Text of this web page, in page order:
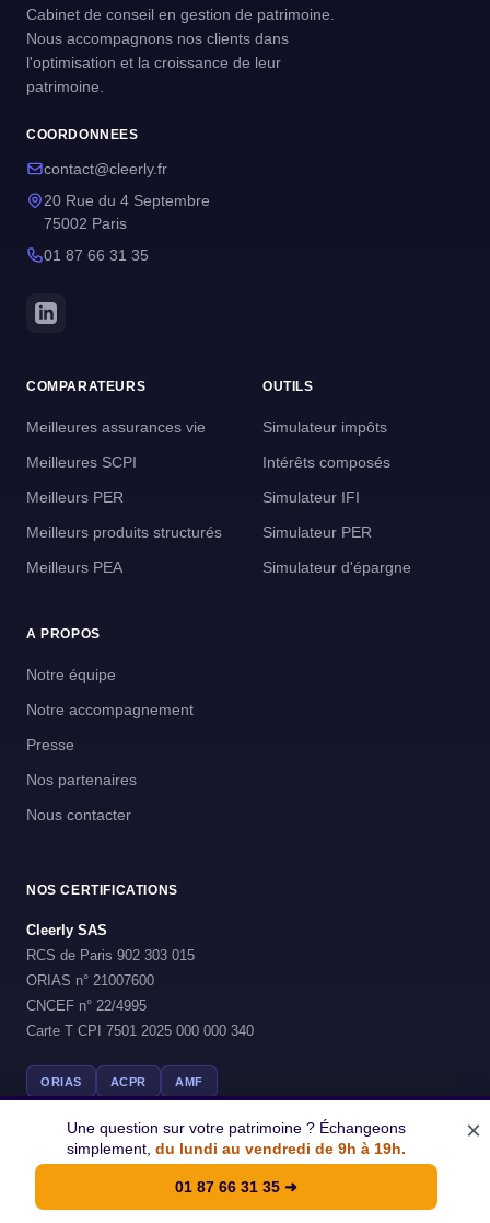
Cabinet de conseil en gestion de patrimoine.
Nous accompagnons nos clients dans
l'optimisation et la croissance de leur
patrimoine.
COORDONNEES
contact@cleerly.fr
20 Rue du 4 Septembre
75002 Paris
01 87 66 31 35
COMPARATEURS
Meilleures assurances vie
Meilleures SCPI
Meilleurs PER
Meilleurs produits structurés
Meilleurs PEA
OUTILS
Simulateur impôts
Intérêts composés
Simulateur IFI
Simulateur PER
Simulateur d'épargne
A PROPOS
Notre équipe
Notre accompagnement
Presse
Nos partenaires
Nous contacter
NOS CERTIFICATIONS
Cleerly SAS
RCS de Paris 902 303 015
ORIAS n° 21007600
CNCEF n° 22/4995
Carte T CPI 7501 2025 000 000 340
ORIAS ACPR AMF
© 2026 Cleerly - Tous droits reserves
Une question sur votre patrimoine ? Échangeons
simplement, du lundi au vendredi de 9h à 19h.
01 87 66 31 35 ➜
×